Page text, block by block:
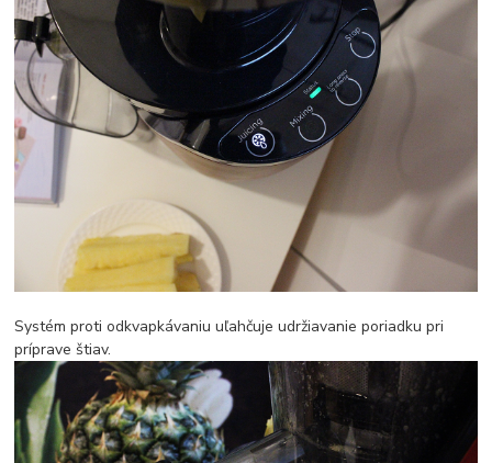
Systém proti odkvapkávaniu uľahčuje udržiavanie poriadku pri
príprave štiav.